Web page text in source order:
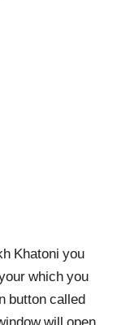
Khatoni you
which you
button called